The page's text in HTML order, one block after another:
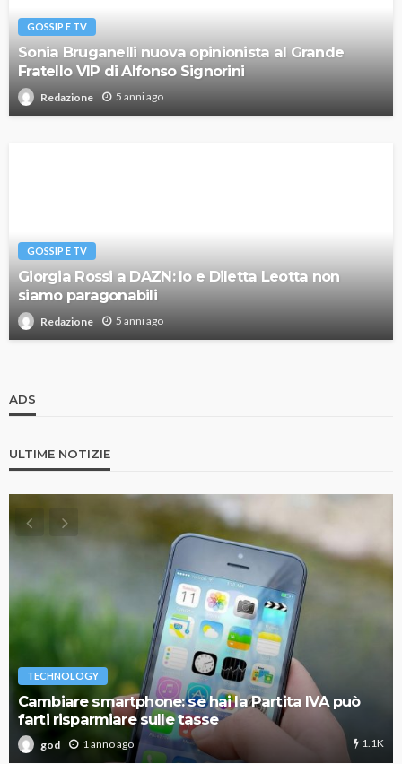
GOSSIP E TV
Sonia Bruganelli nuova opinionista al Grande
Fratello VIP di Alfonso Signorini
Redazione 5 anni ago
GOSSIP E TV
Giorgia Rossi a DAZN: Io e Diletta Leotta non
siamo paragonabili
Redazione 5 anni ago
ADS
ULTIME NOTIZIE
TECHNOLOGY
Cambiare smartphone: se hai la Partita IVA può
farti risparmiare sulle tasse
god 1 anno ago 1.1K